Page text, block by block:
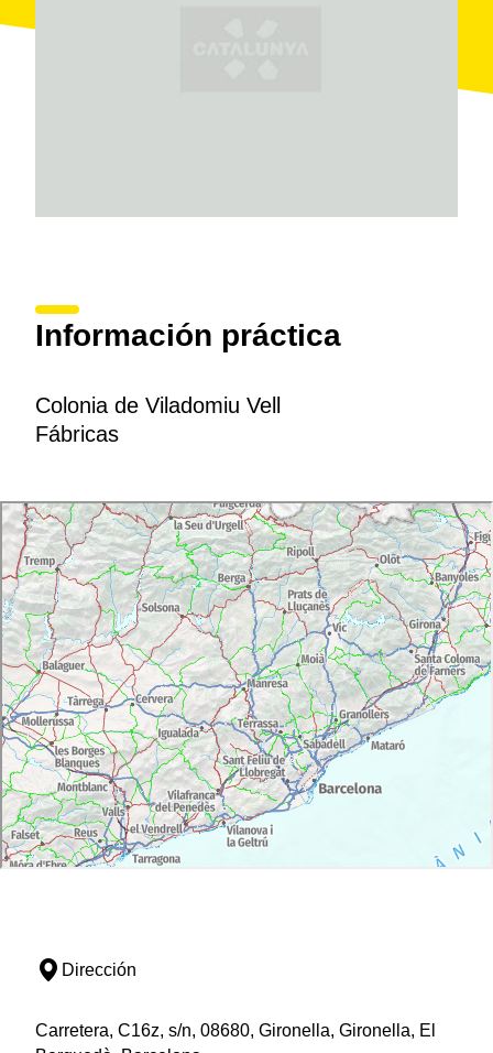
Información práctica
Colonia de Viladomiu Vell
Fábricas
Dirección
Carretera, C16z, s/n, 08680, Gironella, Gironella, El